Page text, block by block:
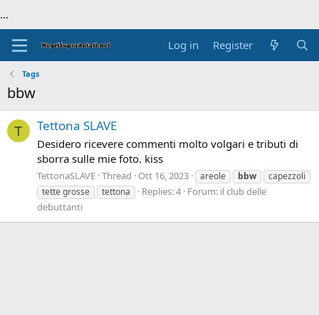
...
Log in Register
Tags
bbw
T Tettona SLAVE
Desidero ricevere commenti molto volgari e tributi di
sborra sulle mie foto. kiss
TettonaSLAVE Thread Ott 16, 2023 areole bbw
capezzoli
tette grosse
tettona Replies: 4 Forum: il club delle
debuttanti